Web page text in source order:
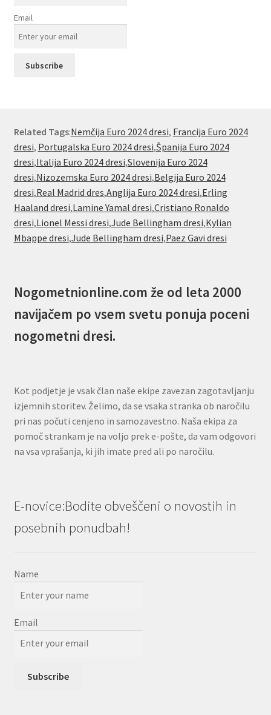
Email
Related Tags:Nemčija Euro 2024 dresi, Francija Euro 2024
dresi, Portugalska Euro 2024 dresi,Španija Euro 2024
dresi,Italija Euro 2024 dresi,Slovenija Euro 2024
dresi,Nizozemska Euro 2024 dresi,Belgija Euro 2024
dresi,Real Madrid dres,Anglija Euro 2024 dresi,Erling
Haaland dresi,Lamine Yamal dresi,Cristiano Ronaldo
dresi,Lionel Messi dresi,Jude Bellingham dresi,Kylian
Mbappe dresi,Jude Bellingham dresi,Paez Gavi dresi
Nogometnionline.com že od leta 2000
navijačem po vsem svetu ponuja poceni
nogometni dresi.
Kot podjetje je vsak član naše ekipe zavezan zagotavljanju
izjemnih storitev. Želimo, da se vsaka stranka ob naročilu
pri nas počuti cenjeno in samozavestno. Naša ekipa za
pomoč strankam je na voljo prek e-pošte, da vam odgovori
na vsa vprašanja, ki jih imate pred ali po naročilu.
E-novice:Bodite obveščeni o novostih in
posebnih ponudbah!
Name
Email